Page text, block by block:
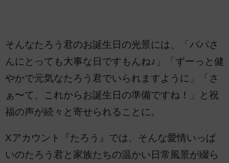
そんなたろう君のお誕生日の光景には、「パパさ
んにとっても大事な日ですもんね♪」「ずーっと健
やかで元気なたろう君でいられますように」「さ
ぁ〜て、これからお誕生日の準備ですね！」と祝
福の声が続々と寄せられることに。
Xアカウント『たろう』では、そんな愛情いっぱ
いのたろう君と家族たちの温かい日常風景が綴ら